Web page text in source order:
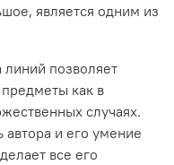
является одним из
позволяет
как в
случаях.
автора и его умение
все его